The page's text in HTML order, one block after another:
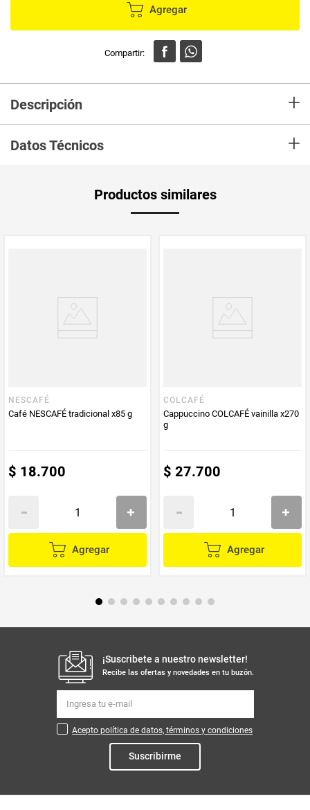
Agregar
Descripción +
Nace este café único que honra la tradición y el legado del origen cafetero
Datos Técnicos +
PUM - Unidad
de Medida
Productos similares
NESCAFÉ
Café NESCAFÉ tradicional x85 g
$ 18.700
Agregar
COLCAFÉ
Cappuccino COLCAFÉ vainilla x270
g
$ 27.700
Agregar
¡Suscribete a nuestro newsletter!
Recibe las ofertas y novedades en tu buzón.
Acepto política de datos, términos y condiciones
Suscribirme